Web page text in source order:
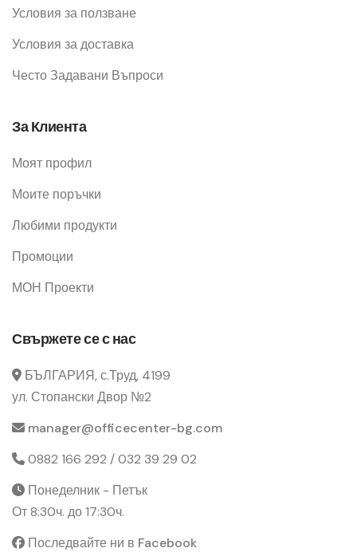
Условия за ползване
Условия за доставка
Често Задавани Въпроси
За Клиента
Моят профил
Моите поръчки
Любими продукти
Промоции
МОН Проекти
Свържете се с нас
БЪЛГАРИЯ, с.Труд, 4199
ул. Стопански Двор №2
manager@officecenter-bg.com
0882 166 292 / 032 39 29 02
Понеделник - Петък
От 8:30ч. до 17:30ч.
Последвайте ни в Facebook